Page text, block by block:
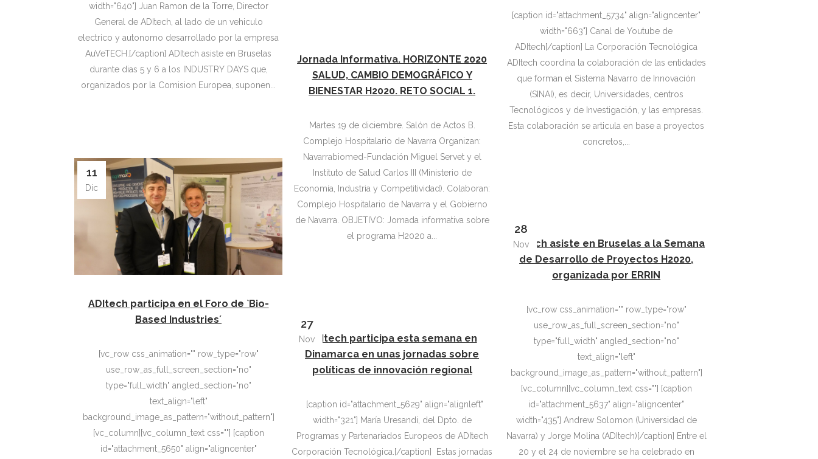
width="640"] Juan Ramon de la Torre, Director
General de ADItech, al lado de un vehiculo
electrico y autonomo desarrollado por la empresa
AuVeTECH.[/caption] ADItech asiste en Bruselas
durante dias 5 y 6 a los INDUSTRY DAYS que,
organizados por la Comision Europea, suponen...
[caption id="attachment_5734" align="aligncenter"
width="663"] Canal de Youtube de
ADItech[/caption] La Corporación Tecnológica
ADItech coordina la colaboración de las entidades
que forman el Sistema Navarro de Innovación
(SINAI), es decir, Universidades, centros
Tecnológicos y de Investigación, y las empresas.
Esta colaboración se articula en base a proyectos
concretos,...
Jornada Informativa. HORIZONTE 2020
SALUD, CAMBIO DEMOGRÁFICO Y
BIENESTAR H2020. RETO SOCIAL 1.
Martes 19 de diciembre. Salón de Actos B.
Complejo Hospitalario de Navarra Organizan:
Navarrabiomed-Fundación Miguel Servet y el
Instituto de Salud Carlos III (Ministerio de
Economía, Industria y Competitividad). Colaboran:
Complejo Hospitalario de Navarra y el Gobierno
de Navarra. OBJETIVO: Jornada informativa sobre
el programa H2020 a...
11
Dic
ADItech participa en el Foro de `Bio-
Based Industries´
[vc_row css_animation="" row_type="row"
use_row_as_full_screen_section="no"
type="full_width" angled_section="no"
text_align="left"
background_image_as_pattern="without_pattern"]
[vc_column][vc_column_text css=""] [caption
id="attachment_5650" align="aligncenter"
28
Nov
ADItech asiste en Bruselas a la Semana
de Desarrollo de Proyectos H2020,
organizada por ERRIN
[vc_row css_animation="" row_type="row"
use_row_as_full_screen_section="no"
type="full_width" angled_section="no"
text_align="left"
background_image_as_pattern="without_pattern"]
[vc_column][vc_column_text css=""] [caption
id="attachment_5637" align="aligncenter"
width="435"] Andrew Solomon (Universidad de
Navarra) y Jorge Molina (ADItech)[/caption] Entre el
20 y el 24 de noviembre se ha celebrado en
27
NovADItech participa esta semana en
Dinamarca en unas jornadas sobre
políticas de innovación regional
width="321"] María Uresandi, del Dpto. de
Programas y Partenariados Europeos de ADItech
Corporación Tecnológica.[/caption] Estas jornadas